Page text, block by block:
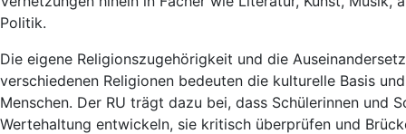
Politik.
Die eigene Religionszugehörigkeit und die
verschiedenen Religionen bedeuten die kulturelle Basis
Menschen. Der RU trägt dazu bei, dass Schülerinnen und
Wertehaltung entwickeln, sie kritisch überprüfen und